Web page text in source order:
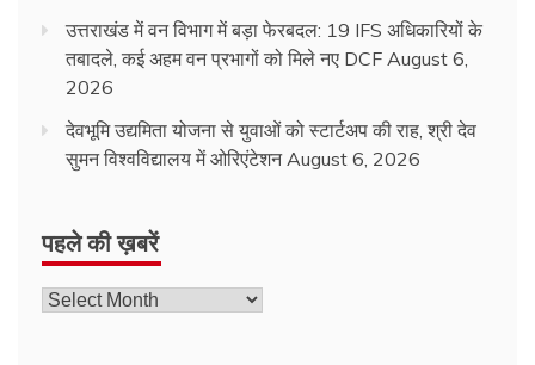
उत्तराखंड में वन विभाग में बड़ा फेरबदल: 19 IFS अधिकारियों के
तबादले, कई अहम वन प्रभागों को मिले नए DCF August 6,
2026
देवभूमि उद्यमिता योजना से युवाओं को स्टार्टअप की राह, श्री देव
सुमन विश्वविद्यालय में ओरिएंटेशन August 6, 2026
पहले की ख़बरें